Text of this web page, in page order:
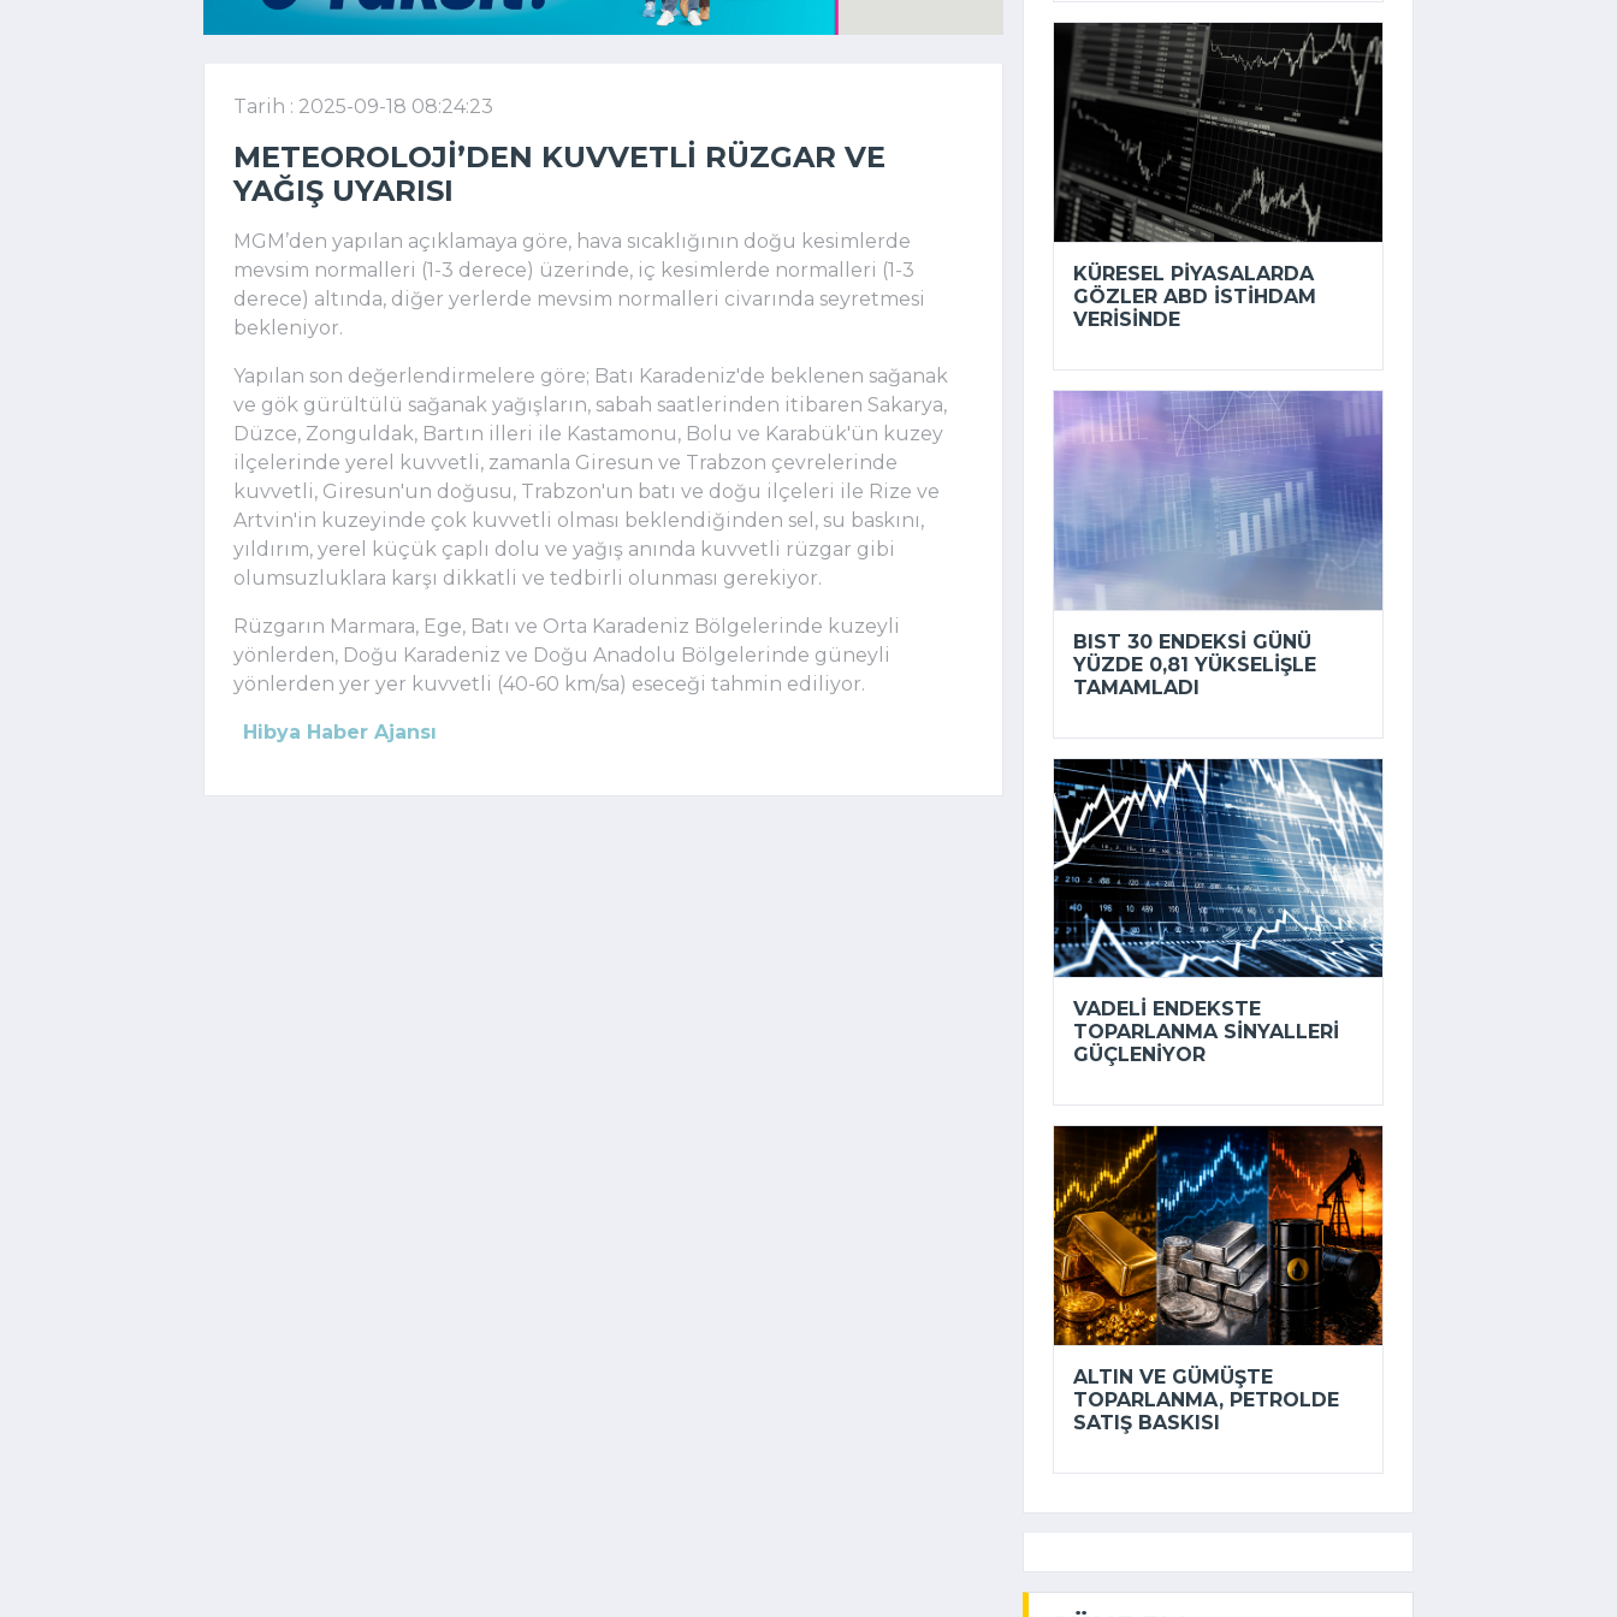
Tarih : 2025-09-18 08:24:23
METEOROLOJI’DEN KUVVETLI RÜZGAR VE
YAĞIŞ UYARISI
MGM’den yapılan açıklamaya göre, hava sıcaklığının doğu kesimlerde
mevsim normalleri (1-3 derece) üzerinde, iç kesimlerde normalleri (1-3
derece) altında, diğer yerlerde mevsim normalleri civarında seyretmesi
bekleniyor.
Yapılan son değerlendirmelere göre; Batı Karadeniz'de beklenen sağanak
ve gök gürültülü sağanak yağışların, sabah saatlerinden itibaren Sakarya,
Düzce, Zonguldak, Bartın illeri ile Kastamonu, Bolu ve Karabük'ün kuzey
ilçelerinde yerel kuvvetli, zamanla Giresun ve Trabzon çevrelerinde
kuvvetli, Giresun'un doğusu, Trabzon'un batı ve doğu ilçeleri ile Rize ve
Artvin'in kuzeyinde çok kuvvetli olması beklendiğinden sel, su baskını,
yıldırım, yerel küçük çaplı dolu ve yağış anında kuvvetli rüzgar gibi
olumsuzluklara karşı dikkatli ve tedbirli olunması gerekiyor.
Rüzgarın Marmara, Ege, Batı ve Orta Karadeniz Bölgelerinde kuzeyli
yönlerden, Doğu Karadeniz ve Doğu Anadolu Bölgelerinde güneyli
yönlerden yer yer kuvvetli (40-60 km/sa) eseceği tahmin ediliyor.
Hibya Haber Ajansı
KÜRESEL PIYASALARDA
GÖZLER ABD ISTIHDAM
VERISINDE
BIST 30 ENDEKSI GÜNÜ
YÜZDE 0,81 YÜKSELIŞLE
TAMAMLADI
VADELI ENDEKSTE
TOPARLANMA SINYALLERI
GÜÇLENIYOR
ALTIN VE GÜMÜŞTE
TOPARLANMA, PETROLDE
SATIŞ BASKISI